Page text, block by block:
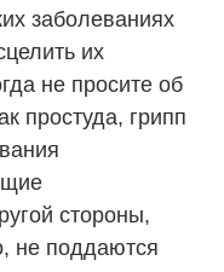
заболеваниях
их
не просите об
простуда, грипп
стороны,
не поддаются